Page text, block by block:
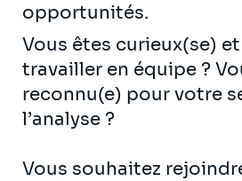
opportunités.
Vous êtes curieux(se)
travailler en équipe ?
reconnu(e) pour votre
l’analyse ?
Vous souhaitez